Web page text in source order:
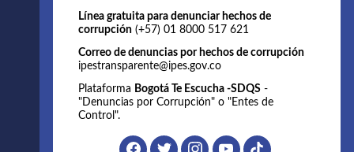
Línea gratuita para denunciar hechos de
corrupción (+57) 01 8000 517 621
Correo de denuncias por hechos de corrupción
ipestransparente@ipes.gov.co
Plataforma Bogotá Te Escucha -SDQS -
"Denuncias por Corrupción" o "Entes de
Control".